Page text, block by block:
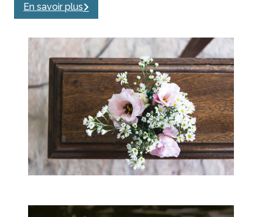
En savoir plus